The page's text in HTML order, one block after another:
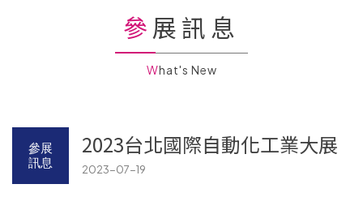
參展訊息
What's New
參展
訊息
2023台北國際自動化工業大展
2023-07-19